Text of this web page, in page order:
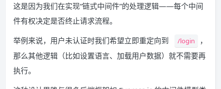
这是因为我们在实现“链式中间件”的处理逻辑——每个中间
件有权决定是否终止请求流程。
举例来说，用户未认证时我们希望立即重定向到
/login
，
那么其他逻辑（比如设置语言、加载用户数据）就不需要再
执行。